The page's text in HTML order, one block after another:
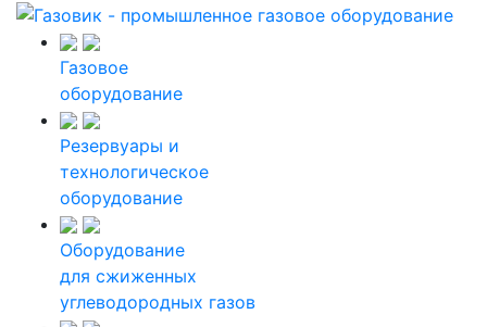
Газовое
оборудование
Резервуары и
технологическое
оборудование
Оборудование
для сжиженных
углеводородных газов